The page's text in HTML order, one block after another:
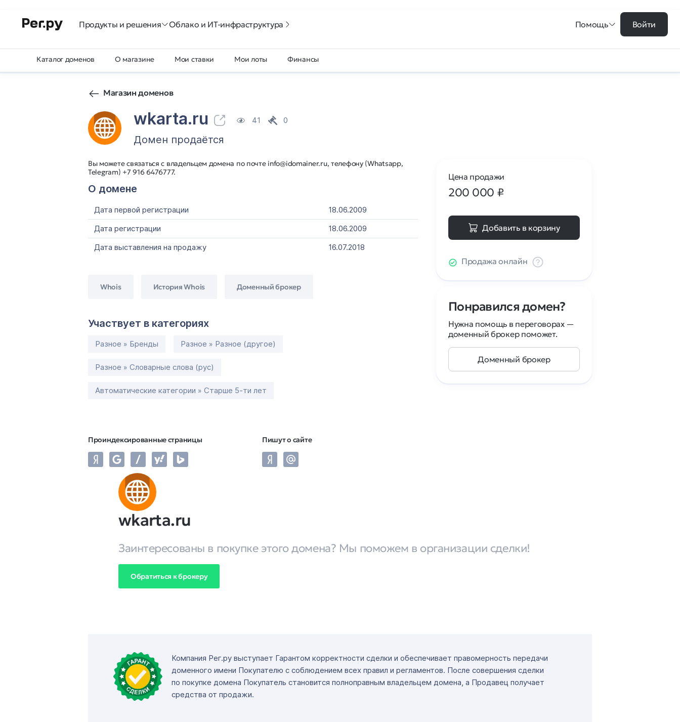
Продукты и решения Облако и ИТ-инфраструктура Помощь Войти
Каталог доменов О магазине Мои ставки Мои лоты Финансы
Магазин доменов
wkarta.ru 41 0
Домен продаётся
Вы можете связаться с владельцем домена по почте info@idomainer.ru, телефону (Whatsapp,
Telegram) +7 916 6476777.
О домене
Дата первой регистрации
18.06.2009
Дата регистрации
18.06.2009
Дата выставления на продажу
16.07.2018
Whois История Whois Доменный брокер
Участвует в категориях
Разное » Бренды Разное » Разное (другое)
Разное » Словарные слова (рус)
Автоматические категории » Старше 5-ти лет
Проиндексированные страницы Пишут о сайте
Цена продажи
200 000 ₽
Добавить в корзину
Продажа онлайн
Понравился домен?
Нужна помощь в переговорах —
доменный брокер поможет.
Доменный брокер
wkarta.ru
Заинтересованы в покупке этого домена? Мы поможем в организации сделки!
Обратиться к брокеру
Компания Рег.ру выступает Гарантом корректности сделки и обеспечивает правомерность передачи
доменного имени Покупателю с соблюдением всех правил и регламентов. После совершения сделки
по покупке домена Покупатель становится полноправным владельцем домена, а Продавец получает
средства от продажи.